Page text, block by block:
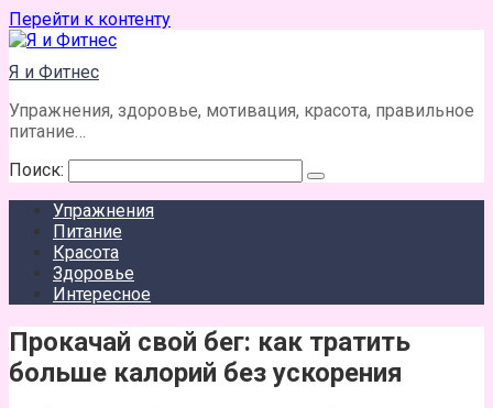
Перейти к контенту
Я и Фитнес
Упражнения, здоровье, мотивация, красота, правильное
питание…
Поиск:
Упражнения
Питание
Красота
Здоровье
Интересное
Прокачай свой бег: как тратить
больше калорий без ускорения